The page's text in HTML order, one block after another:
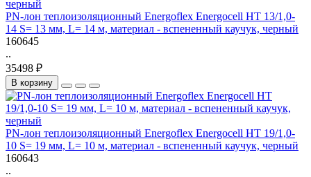
PN-лон теплоизоляционный Energoflex Energocell HT 13/1,0-
14 S= 13 мм, L= 14 м, материал - вспененный каучук, черный
160645
..
35498 ₽
В корзину
PN-лон теплоизоляционный Energoflex Energocell HT 19/1,0-
10 S= 19 мм, L= 10 м, материал - вспененный каучук, черный
160643
..